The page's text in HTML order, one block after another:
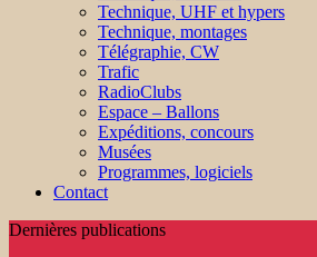
Technique, UHF et hypers
Technique, montages
Télégraphie, CW
Trafic
RadioClubs
Espace – Ballons
Expéditions, concours
Musées
Programmes, logiciels
Contact
Dernières publications